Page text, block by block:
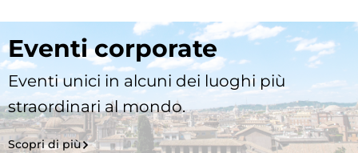
Eventi corporate
Eventi unici in alcuni dei luoghi più
straordinari al mondo.
Scopri di più